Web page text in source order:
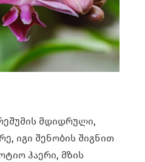
მდიდრული,
იგი შენობის შიგნით
ჰაერი, მზის